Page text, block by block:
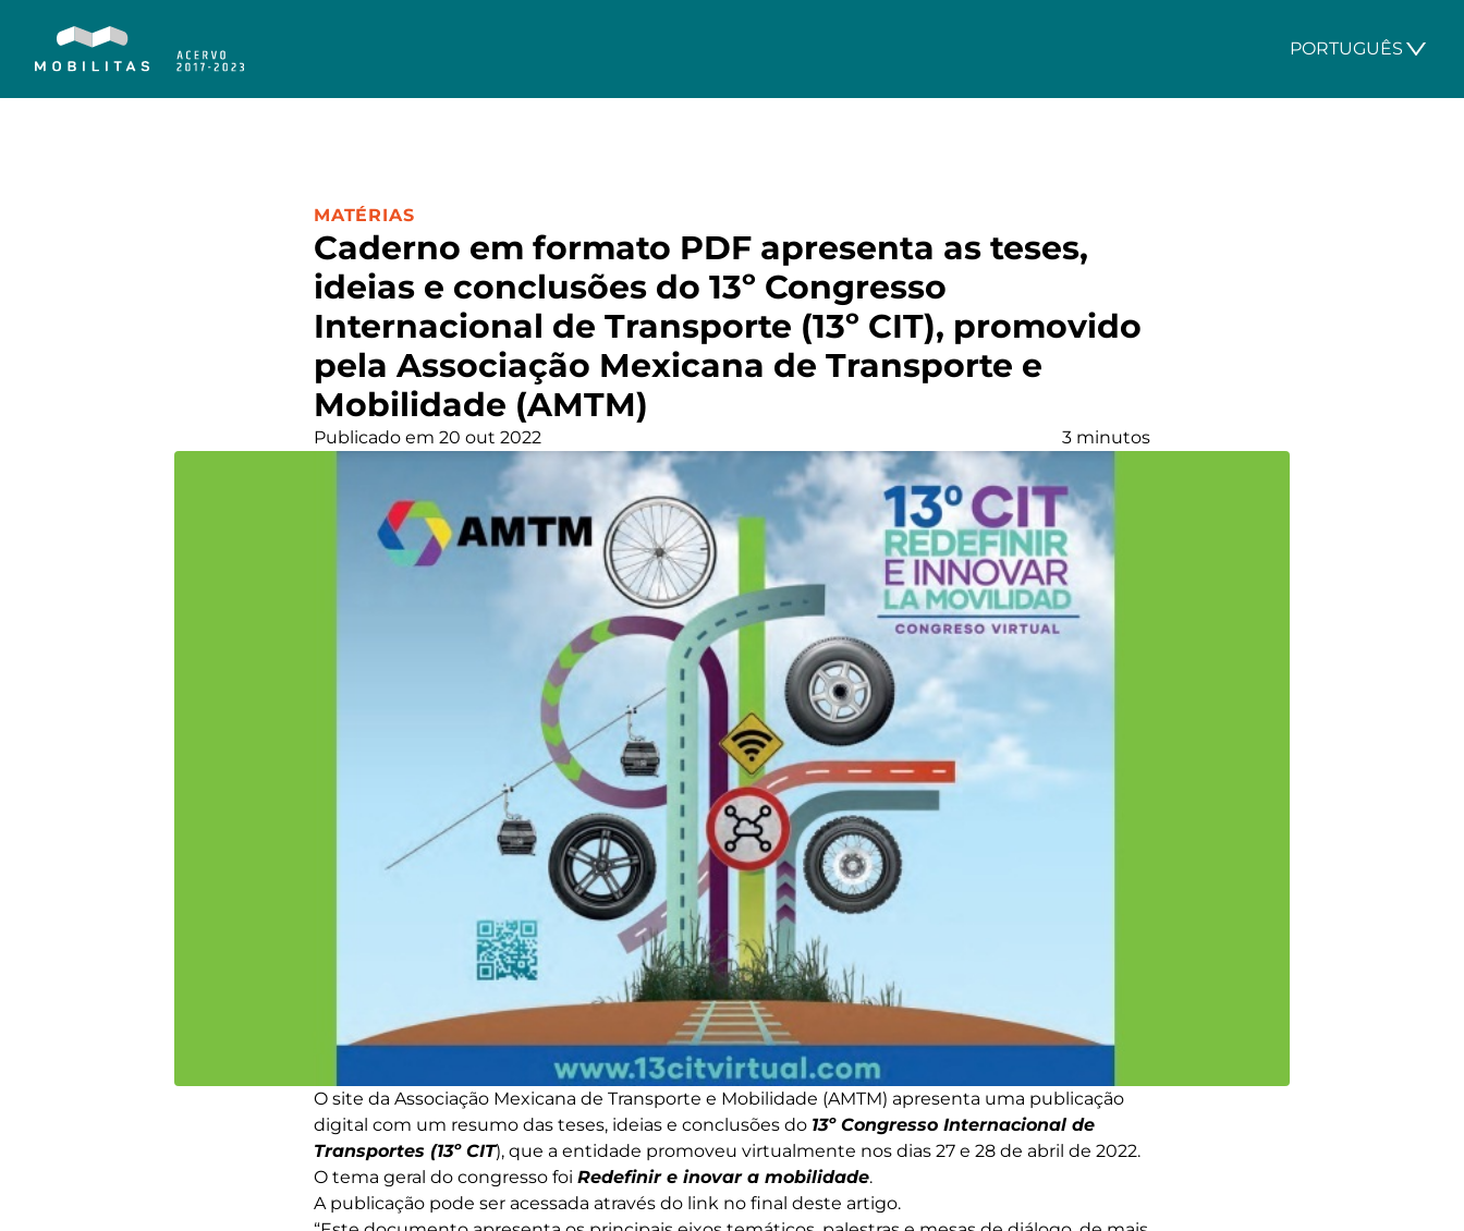
PORTUGUÊS
Caderno em formato PDF apresenta as teses,
ideias e conclusões do 13º Congresso
Internacional de Transporte (13º CIT), promovido
pela Associação Mexicana de Transporte e
Mobilidade (AMTM)
CATEGORIA:
MATÉRIAS
Publicado em 20 out 2022 3 minutos
O site da Associação Mexicana de Transporte e Mobilidade (AMTM) apresenta uma publicação
digital com um resumo das teses, ideias e conclusões do 13º Congresso Internacional de
Transportes (13º CIT), que a entidade promoveu virtualmente nos dias 27 e 28 de abril de 2022.
O tema geral do congresso foi Redefinir e inovar a mobilidade.
A publicação pode ser acessada através do link no final deste artigo.